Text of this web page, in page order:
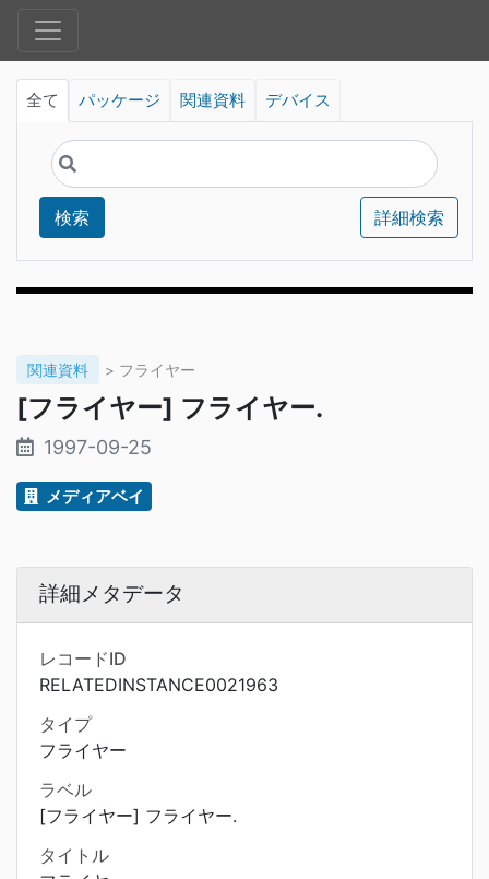
全て パッケージ 関連資料 デバイス
検索 詳細検索
関連資料 > フライヤー
[フライヤー] フライヤー.
1997-09-25
メディアベイ
詳細メタデータ
レコードID
RELATEDINSTANCE0021963
タイプ
フライヤー
ラベル
[フライヤー] フライヤー.
タイトル